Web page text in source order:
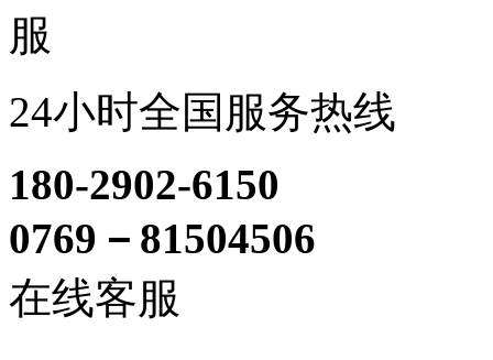
24小时全国服务热线
180-2902-6150
0769－81504506
在线客服